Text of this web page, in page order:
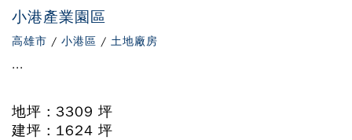
小港產業園區
高雄市 / 小港區 / 土地廠房
...
地坪 : 3309 坪
建坪 : 1624 坪